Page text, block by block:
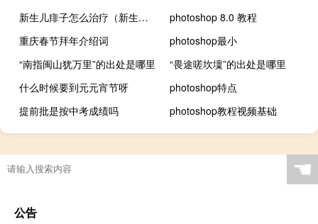
新生儿痱子怎么治疗（新生儿痱子怎么办）
photoshop 8.0 教程
重庆春节拜年介绍词
photoshop最小
“南指闽山犹万里”的出处是哪里
“畏途嗟坎壈”的出处是哪里
什么时候要到元元宵节呀
photoshop特点
提前批是按中考成绩吗
photoshop教程视频基础
☚
公告